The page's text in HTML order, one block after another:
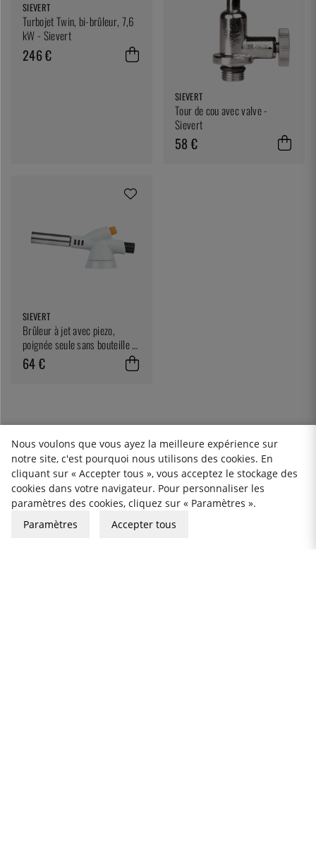
SIEVERT
Turbojet Twin, bi-brûleur, 7,6
kW - Sievert
246 €
SIEVERT
Tour de cou avec valve -
Sievert
58 €
SIEVERT
Brûleur à jet avec piezo,
poignée seule sans bouteille de
gaz - Sievert
64 €
LIVRAISON GRATUITE
DES MILLIERS DE
PRODUITS
Nous voulons que vous ayez la meilleure expérience sur
notre site, c'est pourquoi nous utilisons des cookies. En
cliquant sur « Accepter tous », vous acceptez le stockage des
cookies dans votre navigateur. Pour personnaliser les
paramètres des cookies, cliquez sur « Paramètres ».
Paramètres
Accepter tous